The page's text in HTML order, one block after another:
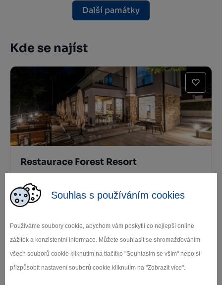
Souhlas s používáním cookies
Používáme soubory cookie, abychom vám poskytli co nejlepší online
zážitek a konzistentní informace. Můžete souhlasit se shromažďováním
všech souborů cookie kliknutím na tlačítko "Souhlasím se vším" nebo si
přizpůsobit nastavení souborů cookie kliknutím na "Zobrazit více".
Další památky
Kde se najíst
Restaurace Forest Resort
Vír